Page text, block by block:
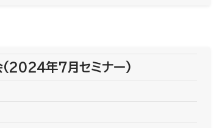
(2024年7月セミナー)